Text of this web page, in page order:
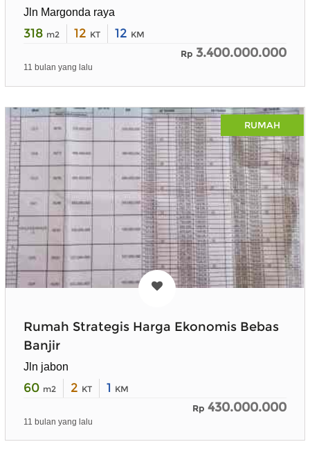
Jln Margonda raya
318 m2 12 KT 12 KM
Rp 3.400.000.000
11 bulan yang lalu
RUMAH
Rumah Strategis Harga Ekonomis Bebas
Banjir
Jln jabon
60 m2 2 KT 1 KM
Rp 430.000.000
11 bulan yang lalu